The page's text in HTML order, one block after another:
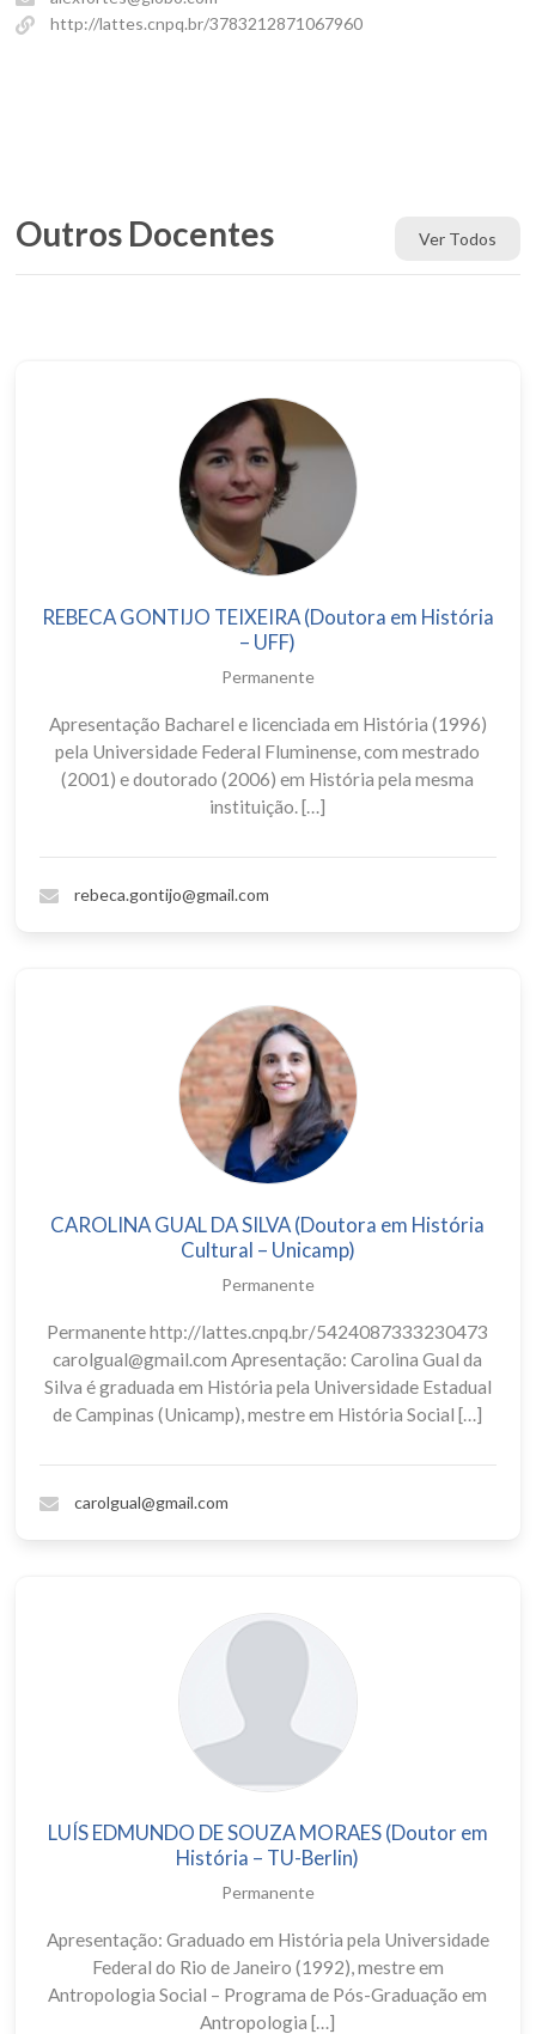
http://lattes.cnpq.br/3783212871067960
Ver Todos
Outros Docentes
REBECA GONTIJO TEIXEIRA (Doutora em História
– UFF)
Permanente
Apresentação Bacharel e licenciada em História (1996)
pela Universidade Federal Fluminense, com mestrado
(2001) e doutorado (2006) em História pela mesma
instituição. […]
rebeca.gontijo@gmail.com
CAROLINA GUAL DA SILVA (Doutora em História
Cultural – Unicamp)
Permanente
Permanente http://lattes.cnpq.br/5424087333230473
carolgual@gmail.com Apresentação: Carolina Gual da
Silva é graduada em História pela Universidade Estadual
de Campinas (Unicamp), mestre em História Social […]
carolgual@gmail.com
LUÍS EDMUNDO DE SOUZA MORAES (Doutor em
História – TU-Berlin)
Permanente
Apresentação: Graduado em História pela Universidade
Federal do Rio de Janeiro (1992), mestre em
Antropologia Social – Programa de Pós-Graduação em
Antropologia […]